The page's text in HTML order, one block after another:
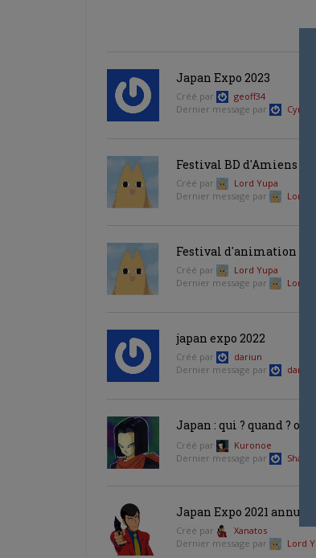
Japan Expo 2023
Créé par
geoff34
Dernier message par
Cyril
Festival BD d'Amiens
Créé par
Lord Yupa
Dernier message par
Lord
Festival d'animation
Créé par
Lord Yupa
Dernier message par
Lord
japan expo 2022
Créé par
dariun
Dernier message par
dariun
Japan : qui ? quand ? où
Créé par
Kuronoe
Dernier message par
Japan Expo 2021 annulée
Créé par
Xanatos
Dernier message par
Lord